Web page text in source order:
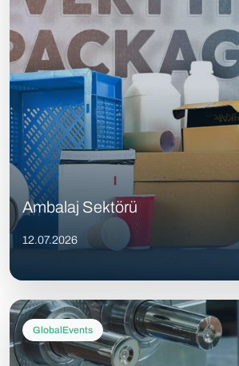
Ambalaj Sektörü
12.07.2026
GlobalEvents